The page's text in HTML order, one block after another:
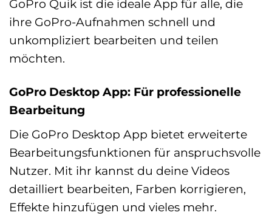
GoPro Quik ist die ideale App für alle, die
ihre GoPro-Aufnahmen schnell und
unkompliziert bearbeiten und teilen
möchten.
GoPro Desktop App: Für professionelle
Bearbeitung
Die GoPro Desktop App bietet erweiterte
Bearbeitungsfunktionen für anspruchsvolle
Nutzer. Mit ihr kannst du deine Videos
detailliert bearbeiten, Farben korrigieren,
Effekte hinzufügen und vieles mehr.